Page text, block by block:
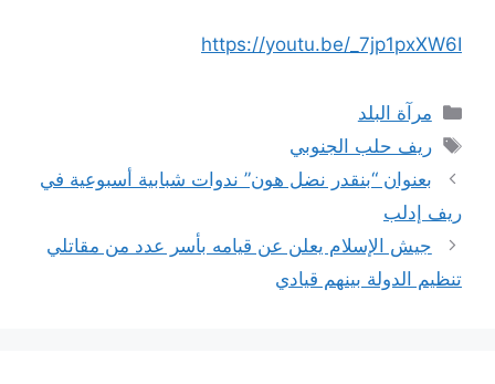
https://youtu.be/_7jp1pxXW6I
التصنيفات
مرآة البلد
الوسوم
ريف حلب الجنوبي
بعنوان “بنقدر نضل هون” ندوات شبابية أسبوعية في
ريف إدلب
جيش الإسلام يعلن عن قيامه بأسر عدد من مقاتلي
تنظيم الدولة بينهم قيادي